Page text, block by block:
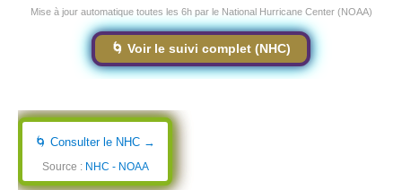
Mise à jour automatique toutes les 6h par le National Hurricane Center (NOAA)
🌀 Voir le suivi complet (NHC)
🌀 Consulter le NHC →
Source : NHC - NOAA